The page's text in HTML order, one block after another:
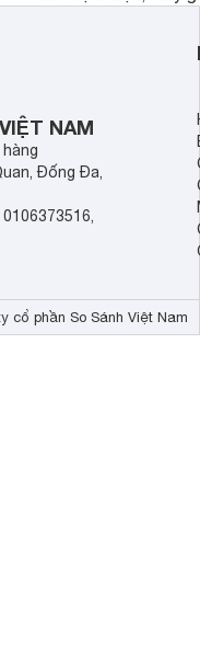
nhắc cho các gia
bán hiện đã giảm
NAM
Đống Đa,
cổ phần So Sánh Việt Nam